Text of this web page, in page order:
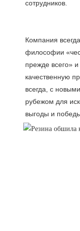
Компания
философии
прежде всего» и
качественную
всегда, с
рубежом для